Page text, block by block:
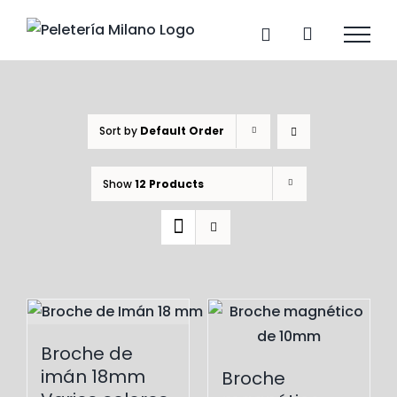
content
Sort by Default Order
Show12 Products
Broche de
imán 18mm
Broche